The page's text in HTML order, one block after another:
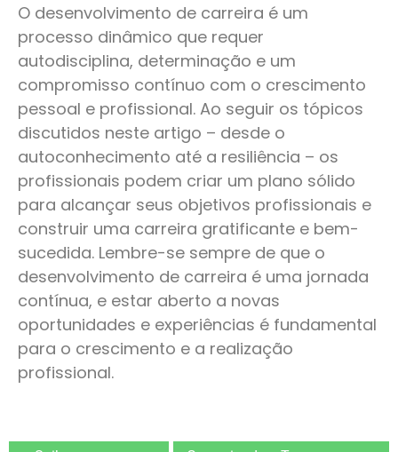
O desenvolvimento de carreira é um
processo dinâmico que requer
autodisciplina, determinação e um
compromisso contínuo com o crescimento
pessoal e profissional. Ao seguir os tópicos
discutidos neste artigo – desde o
autoconhecimento até a resiliência – os
profissionais podem criar um plano sólido
para alcançar seus objetivos profissionais e
construir uma carreira gratificante e bem-
sucedida. Lembre-se sempre de que o
desenvolvimento de carreira é uma jornada
contínua, e estar aberto a novas
oportunidades e experiências é fundamental
para o crescimento e a realização
profissional.